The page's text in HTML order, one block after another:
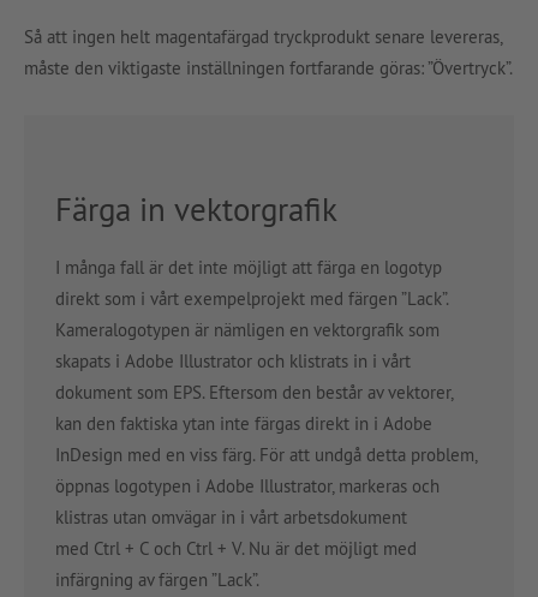
Så att ingen helt magentafärgad tryckprodukt senare levereras,
måste den viktigaste inställningen fortfarande göras: ”Övertryck”.
Färga in vektorgrafik
I många fall är det inte möjligt att färga en logotyp
direkt som i vårt exempelprojekt med färgen ”Lack”.
Kameralogotypen är nämligen en vektorgrafik som
skapats i Adobe Illustrator och klistrats in i vårt
dokument som EPS. Eftersom den består av vektorer,
kan den faktiska ytan inte färgas direkt in i Adobe
InDesign med en viss färg. För att undgå detta problem,
öppnas logotypen i Adobe Illustrator, markeras och
klistras utan omvägar in i vårt arbetsdokument
med Ctrl + C och Ctrl + V. Nu är det möjligt med
infärgning av färgen ”Lack”.